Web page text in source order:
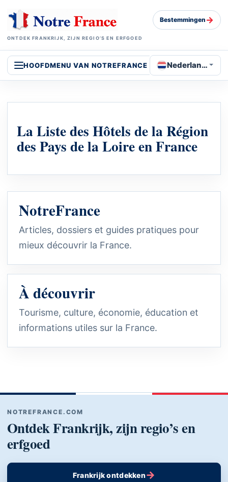
ONTDEK FRANKRIJK, ZIJN REGIO’S EN ERFGOED
Bestemmingen →
HOOFDMENU VAN NOTREFRANCE Nederlands
La Liste des Hôtels de la Région
des Pays de la Loire en France
NotreFrance
Articles, dossiers et guides pratiques pour
mieux découvrir la France.
À découvrir
Tourisme, culture, économie, éducation et
informations utiles sur la France.
NOTREFRANCE.COM
Ontdek Frankrijk, zijn regio’s en
erfgoed
Frankrijk ontdekken→